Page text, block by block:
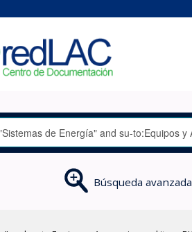
Búsqueda avanzada